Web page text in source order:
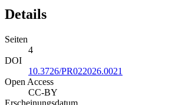
Details
Seiten
4
DOI
10.3726/PR022026.0021
Open Access
CC-BY
Erscheinungsdatum